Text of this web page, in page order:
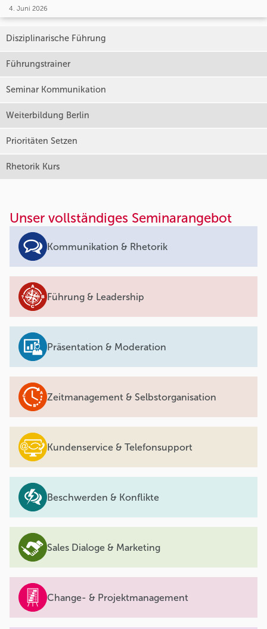
4. Juni 2026
Disziplinarische Führung
Führungstrainer
Seminar Kommunikation
Weiterbildung Berlin
Prioritäten Setzen
Rhetorik Kurs
Unser vollständiges Seminarangebot
Kommunikation & Rhetorik
Führung & Leadership
Präsentation & Moderation
Zeitmanagement & Selbstorganisation
Kundenservice & Telefonsupport
Beschwerden & Konflikte
Sales Dialoge & Marketing
Change- & Projektmanagement